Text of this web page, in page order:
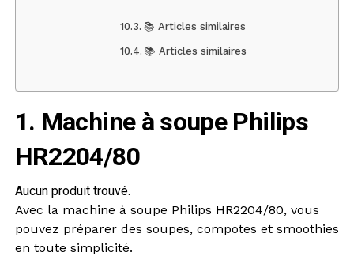
📚 Articles similaires
📚 Articles similaires
1. Machine à soupe Philips
HR2204/80
Aucun produit trouvé.
Avec la machine à soupe Philips HR2204/80, vous
pouvez préparer des soupes, compotes et smoothies
en toute simplicité.